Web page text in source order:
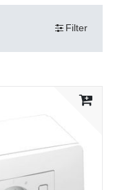
Filter